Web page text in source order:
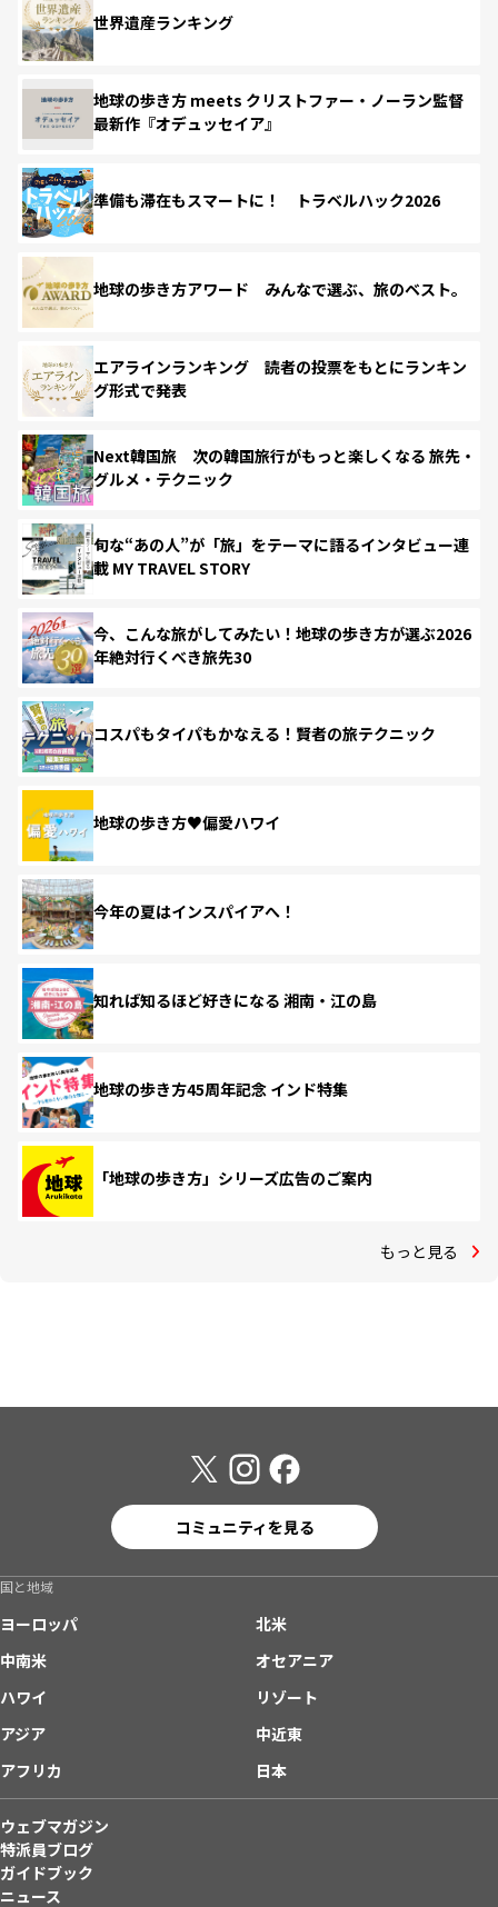
世界遺産ランキング
地球の歩き方 meets クリストファー・ノーラン監督
最新作『オデュッセイア』
準備も滞在もスマートに！ トラベルハック2026
地球の歩き方アワード みんなで選ぶ、旅のベスト。
エアラインランキング 読者の投票をもとにランキン
グ形式で発表
Next韓国旅 次の韓国旅行がもっと楽しくなる 旅先・
グルメ・テクニック
旬な“あの人”が「旅」をテーマに語るインタビュー連
載 MY TRAVEL STORY
今、こんな旅がしてみたい！地球の歩き方が選ぶ2026
年絶対行くべき旅先30
コスパもタイパもかなえる！賢者の旅テクニック
地球の歩き方♥偏愛ハワイ
今年の夏はインスパイアへ！
知れば知るほど好きになる 湘南・江の島
地球の歩き方45周年記念 インド特集
「地球の歩き方」シリーズ広告のご案内
もっと見る
コミュニティを見る
国と地域
ヨーロッパ
北米
中南米
オセアニア
ハワイ
リゾート
アジア
中近東
アフリカ
日本
ウェブマガジン
特派員ブログ
ガイドブック
ニュース